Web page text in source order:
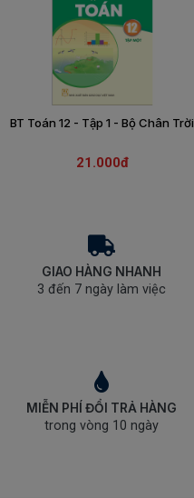
BT Toán 12 - Tập 1 - Bộ Chân Trời
21.000đ
GIAO HÀNG NHANH
3 đến 7 ngày làm việc
MIỄN PHÍ ĐỔI TRẢ HÀNG
trong vòng 10 ngày